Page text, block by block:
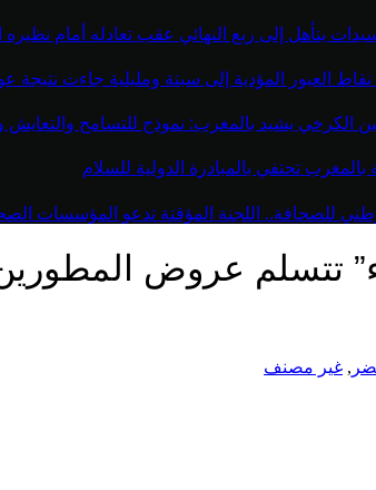
يتأهل إلى ربع النهائي عقب تعادله أمام نظيره
نقاط العبور المؤدية إلى سبتة ومليلية جاءت
الكرخي يشيد بالمغرب: نموذج للتسامح
تحتفي بالمبادرة الدولية للسلام
للصحافة.. اللجنة المؤقتة تدعو المؤسسات
تتسلم عروض المطورين
, غير مصنف